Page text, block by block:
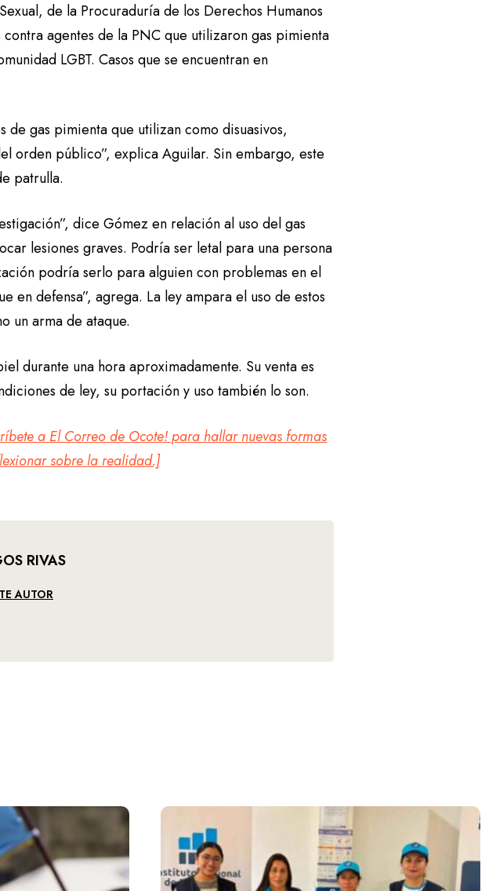
de la Procuraduría de los Derechos Humanos
agentes de la PNC que utilizaron gas pimienta
LGBT. Casos que se encuentran en
de gas pimienta que utilizan como disuasivos,
orden público”, explica Aguilar. Sin embargo, este
patrulla.
dice Gómez en relación al uso del gas
lesiones graves. Podría ser letal para una persona
podría serlo para alguien con problemas en el
en defensa”, agrega. La ley ampara el uso de estos
un arma de ataque.
durante una hora aproximadamente. Su venta es
de ley, su portación y uso también lo son.
a El Correo de Ocote! para hallar nuevas formas
sobre la realidad.]
RIVAS
AUTOR